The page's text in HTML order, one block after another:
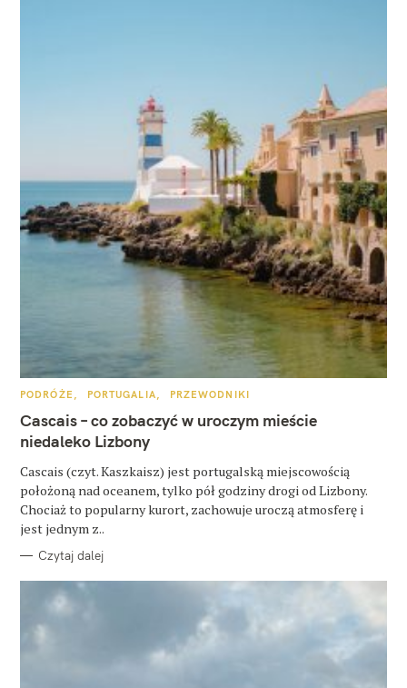
K
T
E
G
O
I
PODRÓŻE PORTUGALIA PRZEWODNIKI
Cascais – co zobaczyć w uroczym mieście
niedaleko Lizbony
Cascais (czyt. Kaszkaisz) jest portugalską miejscowością
położoną nad oceanem, tylko pół godziny drogi od Lizbony.
Chociaż to popularny kurort, zachowuje uroczą atmosferę i
jest jednym z..
Czytaj dalej
W
y
s
u
k
a
: